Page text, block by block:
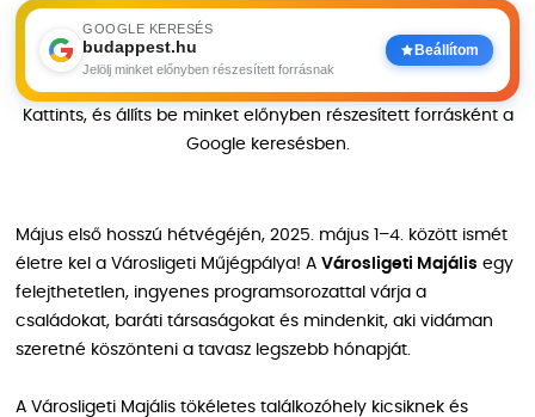
GOOGLE KERESÉS
budappest.hu
Jelölj minket előnyben részesített forrásnak
Beállítom
Kattints, és állíts be minket előnyben részesített forrásként a
Google keresésben.
Május első hosszú hétvégéjén, 2025. május 1–4. között ismét
életre kel a Városligeti Műjégpálya! A Városligeti Majális egy
felejthetetlen, ingyenes programsorozattal várja a
családokat, baráti társaságokat és mindenkit, aki vidáman
szeretné köszönteni a tavasz legszebb hónapját.
A Városligeti Majális tökéletes találkozóhely kicsiknek és